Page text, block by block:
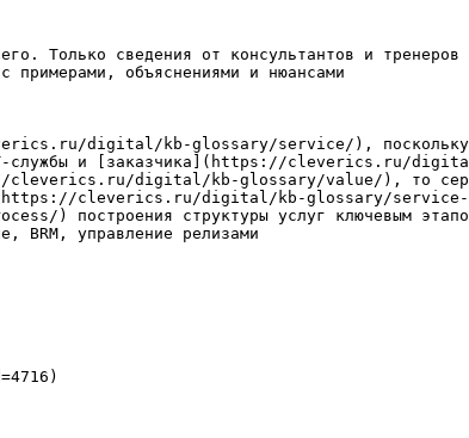
Только сведения от консультантов и
объяснениями и нюансами
digital/kb-glossary/service/), поскольку
ИТ-службы и [заказчика](https://cleverics.ru/
cleverics.ru/digital/kb-glossary/value/), то
cleverics.ru/digital/kb-glossary/
структуры услуг ключевым этапом
BRM, управление релизами